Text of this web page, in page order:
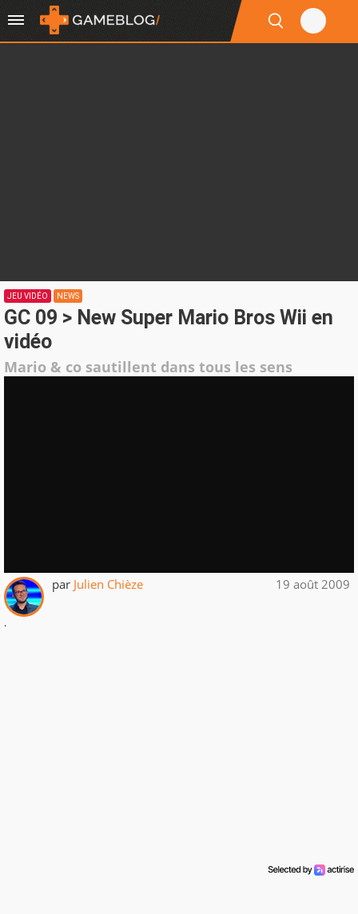
JEU VIDÉO NEWS
GC 09 > New Super Mario Bros Wii en
vidéo
Mario & co sautillent dans tous les sens
par Julien Chièze 19 août 2009
.